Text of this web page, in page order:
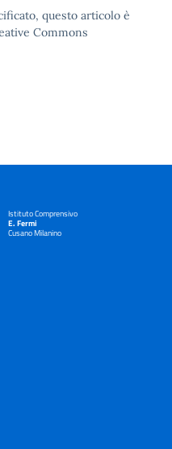
questo articolo è
Commons
Istituto Comprensivo
E. Fermi
Cusano Milanino